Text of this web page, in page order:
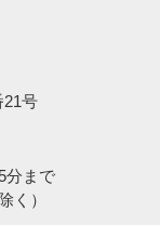
号
分まで
く）